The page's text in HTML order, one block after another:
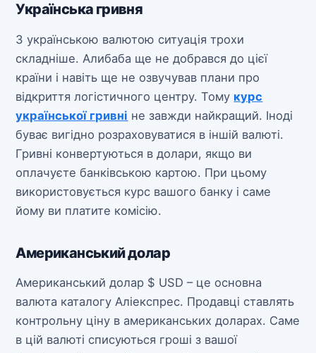
Українська гривня
З українською валютою ситуація трохи
складніше. Алибаба ще не добрався до цієї
країни і навіть ще не озвучував плани про
відкриття логістичного центру. Тому курс
української гривні не завжди найкращий. Іноді
буває вигідно розраховуватися в іншій валюті.
Гривні конвертуються в долари, якщо ви
оплачуєте банківською картою. При цьому
використовується курс вашого банку і саме
йому ви платите комісію.
Американський долар
Американський долар $ USD – це основна
валюта каталогу Аліекспрес. Продавці ставлять
контрольну ціну в американських доларах. Саме
в цій валюті списуються гроші з вашої